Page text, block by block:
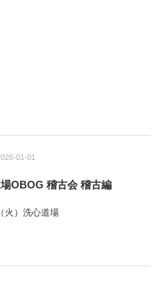
01-01
OBOG 稽古会 稽古編
火）洗心道場